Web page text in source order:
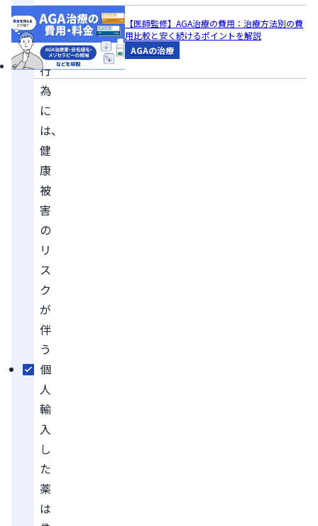
用
す
る
行
為
に
は、
健
康
被
害
の
リ
ス
ク
が
伴
う
個
人
輸
入
し
た
薬
は
【医師監修】AGA治療の費用：治療方法別の費
用比較と安く続けるポイントを解説
AGAの治療